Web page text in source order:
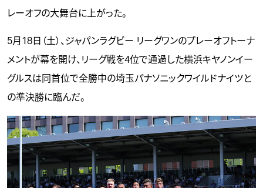
レーオフの大舞台に上がった。
5月18日（土）、ジャパンラグビー リーグワンのプレーオフトーナ
メントが幕を開け、リーグ戦を4位で通過した横浜キヤノンイー
グルスは同首位で全勝中の埼玉パナソニックワイルドナイツと
の準決勝に臨んだ。